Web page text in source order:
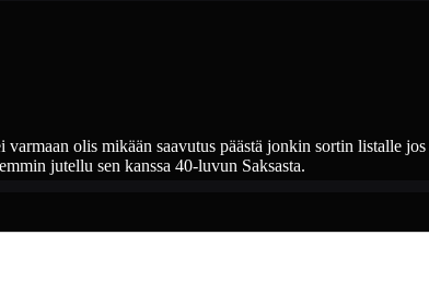
olis mikään saavutus päästä jonkin sortin listalle
jutellu sen kanssa 40-luvun Saksasta.